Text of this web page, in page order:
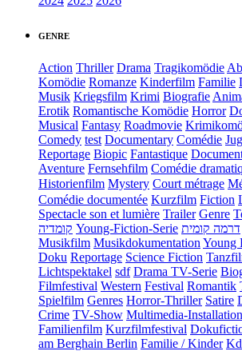
GENRE
Action Thriller Drama Tragikomödie
Komödie Romanze Kinderfilm Familie
Musik Kriegsfilm Krimi Biografie
Erotik Romantische Komödie Horror
Musical Fantasy Roadmovie
Comedy test Documentary Comédie
Reportage Biopic Fantastique
Aventure Fernsehfilm Comédie
Historienfilm Mystery Court métrage
Comédie documentée Kurzfilm Fiction
Spectacle son et lumière Trailer Genre
קומדיה Young-Fiction-Serie דרמה קומית
Musikfilm Musikdokumentation Young
Doku Reportage Science Fiction
Lichtspektakel sdf Drama TV-Serie
Filmfestival Western Festival Romantik
Spielfilm Genres Horror-Thriller Satire
Crime TV-Show Multimedia-Installation
Familienfilm Kurzfilmfestival
am Berghain Berlin Familie / Kinder